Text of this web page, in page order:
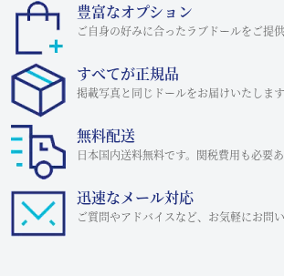
豊富なオプション
ご自身の好みに合ったラブドールをご提供
すべてが正規品
掲載写真と同じドールをお届けいたします
無料配送
日本国内送料無料です。関税費用も必要あ
迅速なメール対応
ご質問やアドバイスなど、お気軽にお問